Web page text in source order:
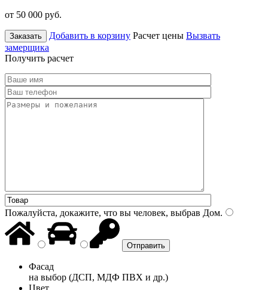
от 50 000 руб.
Заказать Добавить в корзину Расчет цены Вызвать
замерщика
Получить расчет
Пожалуйста, докажите, что вы человек, выбрав Дом.
Фасад
на выбор (ДСП, МДФ ПВХ и др.)
Цвет